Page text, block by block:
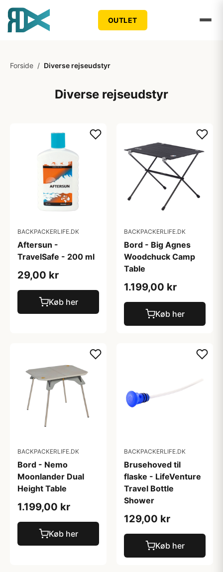
OUTLET
Forside / Diverse rejseudstyr
Diverse rejseudstyr
BACKPACKERLIFE.DK
Aftersun -
TravelSafe - 200 ml
29,00 kr
Køb her
BACKPACKERLIFE.DK
Bord - Big Agnes
Woodchuck Camp
Table
1.199,00 kr
Køb her
BACKPACKERLIFE.DK
Bord - Nemo
Moonlander Dual
Height Table
1.199,00 kr
Køb her
BACKPACKERLIFE.DK
Brusehoved til
flaske - LifeVenture
Travel Bottle
Shower
129,00 kr
Køb her